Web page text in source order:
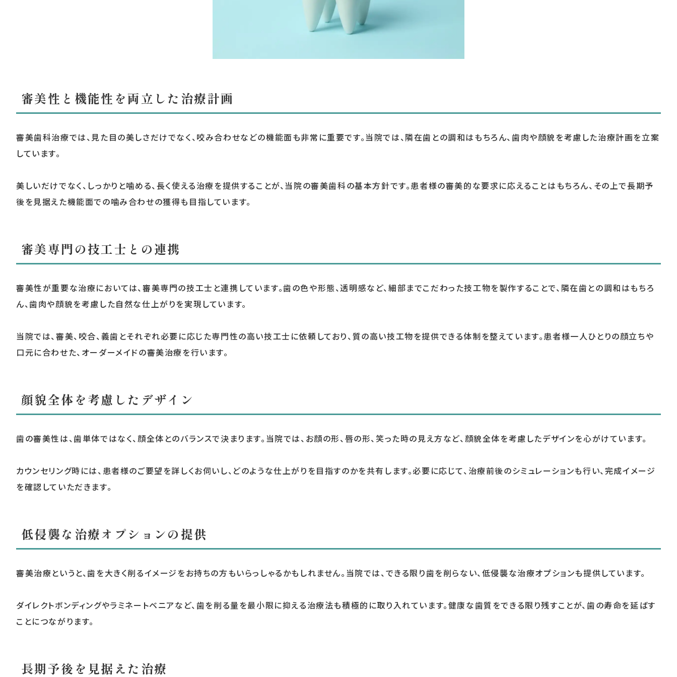
審美性と機能性を両立した治療計画
審美歯科治療では、見た目の美しさだけでなく、咬み合わせなどの機能面も非常に重要です。当院では、隣在歯との調和はもちろん、歯肉や顔貌を考慮した治療計画を立案
しています。
美しいだけでなく、しっかりと噛める、長く使える治療を提供することが、当院の審美歯科の基本方針です。患者様の審美的な要求に応えることはもちろん、その上で長期予
後を見据えた機能面での噛み合わせの獲得も目指しています。
審美専門の技工士との連携
審美性が重要な治療においては、審美専門の技工士と連携しています。歯の色や形態、透明感など、細部までこだわった技工物を製作することで、隣在歯との調和はもちろ
ん、歯肉や顔貌を考慮した自然な仕上がりを実現しています。
当院では、審美、咬合、義歯とそれぞれ必要に応じた専門性の高い技工士に依頼しており、質の高い技工物を提供できる体制を整えています。患者様一人ひとりの顔立ちや
口元に合わせた、オーダーメイドの審美治療を行います。
顔貌全体を考慮したデザイン
歯の審美性は、歯単体ではなく、顔全体とのバランスで決まります。当院では、お顔の形、唇の形、笑った時の見え方など、顔貌全体を考慮したデザインを心がけています。
カウンセリング時には、患者様のご要望を詳しくお伺いし、どのような仕上がりを目指すのかを共有します。必要に応じて、治療前後のシミュレーションも行い、完成イメージ
を確認していただきます。
低侵襲な治療オプションの提供
審美治療というと、歯を大きく削るイメージをお持ちの方もいらっしゃるかもしれません。当院では、できる限り歯を削らない、低侵襲な治療オプションも提供しています。
ダイレクトボンディングやラミネートベニアなど、歯を削る量を最小限に抑える治療法も積極的に取り入れています。健康な歯質をできる限り残すことが、歯の寿命を延ばす
ことにつながります。
長期予後を見据えた治療